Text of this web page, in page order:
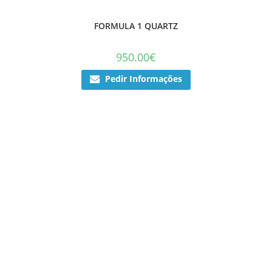
FORMULA 1 QUARTZ
950.00€
Pedir Informações